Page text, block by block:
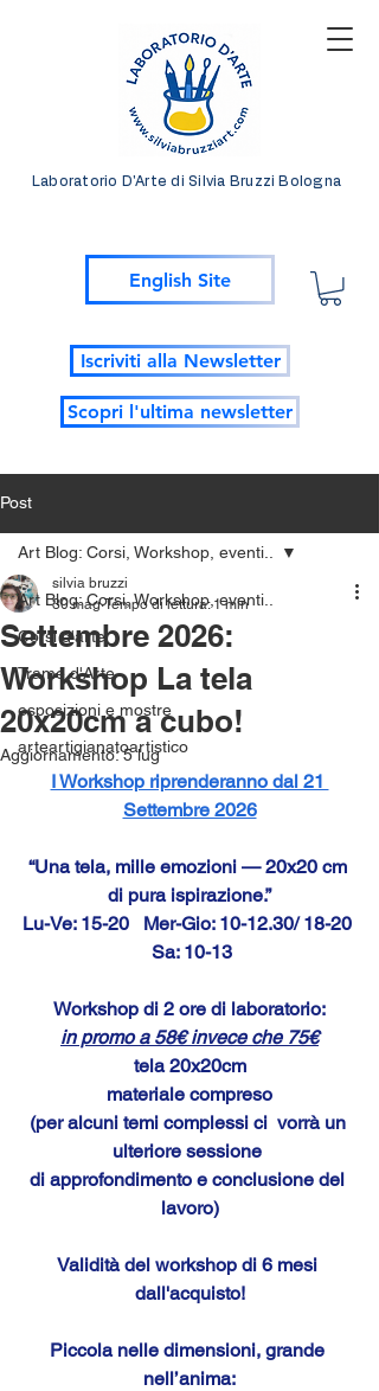
Laboratorio D'Arte di Silvia Bruzzi Bologna
English Site
Iscriviti alla Newsletter
Scopri l'ultima newsletter
Post
Art Blog: Corsi, Workshop, eventi..
Corsi d'arte
Trame d'Arte
esposizioni e mostre
arteartigianatoartistico
Art Blog: Corsi, Workshop, eventi..
Settembre 2026:
Workshop La tela
20x20cm a cubo!
silvia bruzzi
30 mag Tempo di lettura: 1 min
Aggiornamento:5 lug
I Workshop riprenderanno dal 21
Settembre 2026
“Una tela, mille emozioni — 20x20 cm
di pura ispirazione.”
Lu-Ve: 15-20   Mer-Gio: 10-12.30/ 18-20
Sa: 10-13
Workshop di 2 ore di laboratorio:
in promo a 58€ invece che 75€
tela 20x20cm
materiale compreso
(per alcuni temi complessi ci  vorrà un
ulteriore sessione
di approfondimento e conclusione del
lavoro)
Validità del workshop di 6 mesi
dall'acquisto!
Piccola nelle dimensioni, grande
nell’anima: